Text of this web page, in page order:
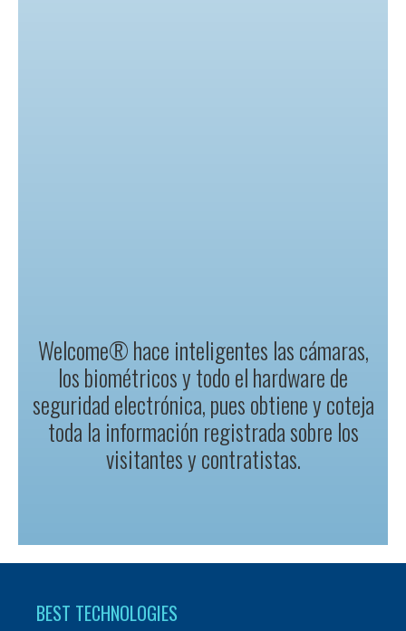
Welcome® hace inteligentes las cámaras,
los biométricos y todo el hardware de
seguridad electrónica, pues obtiene y coteja
toda la información registrada sobre los
visitantes y contratistas.
BEST TECHNOLOGIES